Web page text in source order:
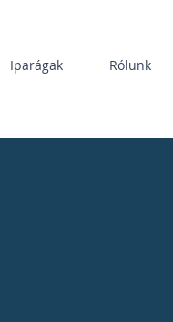
Iparágak Rólunk